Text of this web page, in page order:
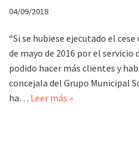
04/09/2018
“Si se hubiese ejecutado el
de mayo de 2016 por el servicio
podido hacer más clientes y
concejala del Grupo Municipal
ha… Leer más »